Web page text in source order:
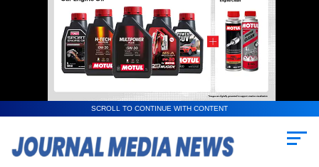
SCROLL TO CONTINUE WITH CONTENT